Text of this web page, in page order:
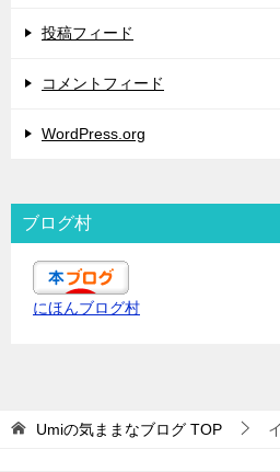
投稿フィード
コメントフィード
WordPress.org
ブログ村
にほんブログ村
Umiの気ままなブログ TOP